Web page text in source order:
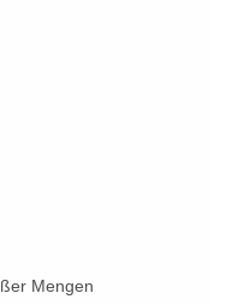
Mengen